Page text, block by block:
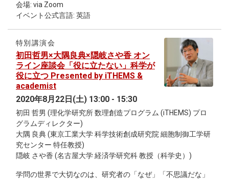
new cohomology theory called the uniformly local
cohomology to investigate the underlying geometry of the
interacting system. Our theory gives a new interpretation of
the macroscopic parameters, the role played by the group
action on the microscopic system, and the origin of the
diffusion matrix associated to the macroscopic deterministic
partial differential equation obtained via the space-time
scaling limit of the microscopic system. The purpose of the
series of lectures is to introduce to the audience the theory
of hydrodynamic limits, especially the relation between the
macroscopic observables and the microscopic interacting
system. We then explain our new perspective of how
geometry comes into play in investigating the interacting
system, and introduce the ideas and results of our article.
*Detailed information about the seminar refer to the email.
mysteries in regard to biological timing. First is our internal
daily clock. In general, biochemical process is believed to
accelerate with temperature. In contrast, the period of our
daily clock, made up of biochemical reactions is somehow
stable to temperature. The prediction from simpler
biochemical mathematical model, and its experimental
verification will be presented. Second is hibernation. During
winter, some birds and mammals decrease drastically their
expenditure. Many studies about hibernation have been
conducted for many years. However, basic mechanisms of
hibernation (e.g. how the duration of hibernation is
determined?) are largely unknown. Recently, we started to
investigate body temperature time-series of hibernating
hamsters over 100 days in the collaboration with
会場: via Zoom
イベント公式言語: 英語
特別講演会
初田哲男×大隅良典×隠岐さや香 オン
ライン座談会「役に立たない」科学が
役に立つ Presented by iTHEMS &
academist
2020年8月22日(土) 13:00 - 15:30
初田 哲男 (理化学研究所 数理創造プログラム (iTHEMS) プロ
グラムディレクター)
大隅 良典 (東京工業大学 科学技術創成研究院 細胞制御工学研
究センター 特任教授)
隠岐 さや香 (名古屋大学 経済学研究科 教授（科学史）)
学問の世界で大切なのは、研究者の「なぜ」「不思議だな」